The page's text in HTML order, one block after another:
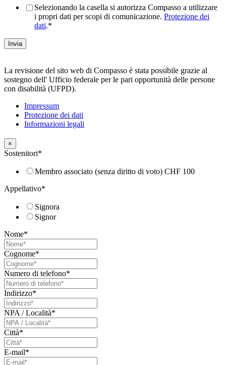
Selezionando la casella si autorizza Compasso a utilizzare
i propri dati per scopi di comunicazione. Protezione dei
dati.*
La revisione del sito web di Compasso è stata possibile grazie al
sostegno dell' Ufficio federale per le pari opportunità delle persone
con disabilità (UFPD).
Impressum
Protezione dei dati
Informazioni legali
×
Sostenitori*
Membro associato (senza diritto di voto) CHF 100
Appellativo*
Signora
Signor
Nome*
Cognome*
Numero di telefono*
Indirizzo*
NPA / Località*
Città*
E-mail*